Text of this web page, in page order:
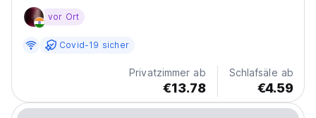
design-conscious travelers seeking affordability. We
are working to create a brand of lifestyle spaces that
designed...
vor Ort
Covid-19 sicher
Privatzimmer ab
€13.78
Schlafsäle ab
€4.59